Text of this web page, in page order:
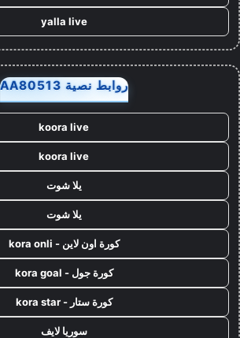
yalla live
روابط نصية AA80513
koora live
koora live
يلا شوت
يلا شوت
كورة اون لاين - kora onli
كورة جول - kora goal
كورة ستار - kora star
سوريا لايف